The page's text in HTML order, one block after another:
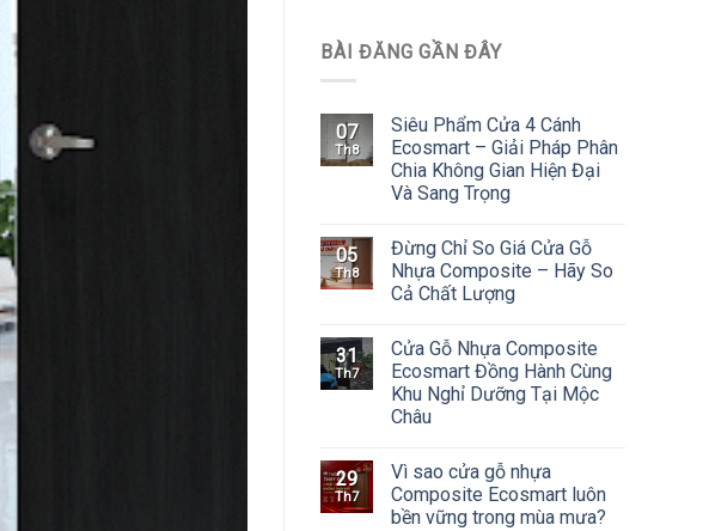
BÀI ĐĂNG GẦN ĐÂY
07
Th8
Siêu Phẩm Cửa 4 Cánh
Ecosmart – Giải Pháp Phân
Chia Không Gian Hiện Đại
Và Sang Trọng
05
Th8
Đừng Chỉ So Giá Cửa Gỗ
Nhựa Composite – Hãy So
Cả Chất Lượng
31
Th7
Cửa Gỗ Nhựa Composite
Ecosmart Đồng Hành Cùng
Khu Nghỉ Dưỡng Tại Mộc
Châu
29
Th7
Vì sao cửa gỗ nhựa
Composite Ecosmart luôn
bền vững trong mùa mưa?